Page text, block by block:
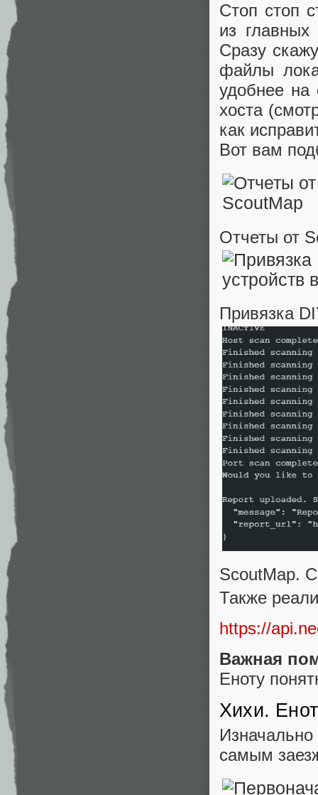
Стоп стоп
из
Сразу
файлы
удобнее на
хоста
как
Вот вам
Отчеты от
Привязка
ScoutMap.
Также
https://
Важная
Еноту
Хихи.
самым